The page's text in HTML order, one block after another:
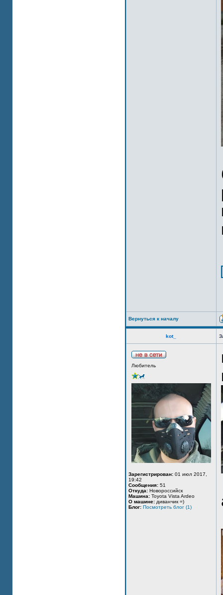
Вернуться к началу
kot_
Любитель
Зарегистрирован: 01 июл 2017,
19:42
Сообщения: 51
Откуда: Новороссийск
Машина: Toyota Vista Ardeo
О машине: диванчик =)
Блог: Посмотреть блог (1)